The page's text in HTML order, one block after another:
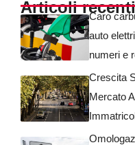
Articoli recenti
Caro
auto
numeri e
Crescita
Mercato